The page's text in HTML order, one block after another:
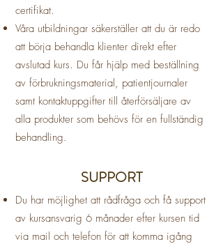
certifikat.
Våra utbildningar säkerställer att du är redo
att börja behandla klienter direkt efter
avslutad kurs. Du får hjälp med beställning
av förbrukningsmaterial, patientjournaler
samt kontaktuppgifter till återförsäljare av
alla produkter som behövs för en fullständig
behandling.
SUPPORT
Du har möjlighet att rådfråga och få support
av kursansvarig 6 månader efter kursen tid
via mail och telefon för att komma igång